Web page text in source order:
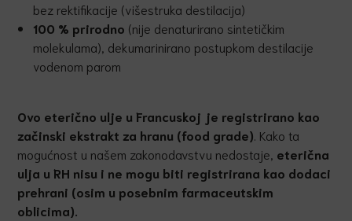
bez rektifikacije (višestruka destilacija)
100 % prirodno (nije denaturirano sintetičkim
molekulama), dekumarinirano postupkom destilacije
vodenom parom
Ovo eterično ulje u Francuskoj je registrirano kao
začinski ekstrakt za hranu (food grade) . Kako ta
mogućnost u našem zakonodavstvu nedostaje, eterična
ulja u RH nisu i ne mogu biti registrirana kao dodaci
prehrani (osim u posebnim farmaceutskim
oblicima).